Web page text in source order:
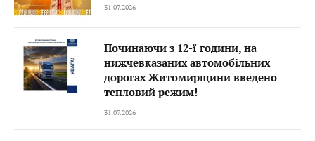
31.07.2026
Починаючи з 12-ї години, на
нижчевказаних автомобільних
дорогах Житомирщини введено
тепловий режим!
31.07.2026